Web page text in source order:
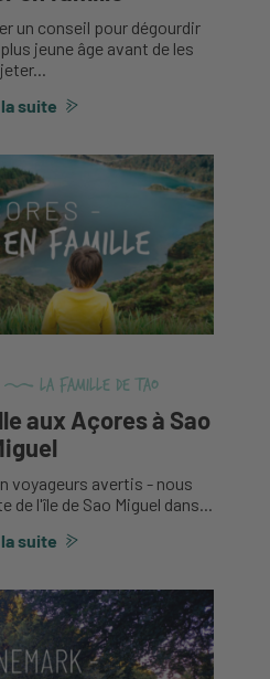
un conseil pour dégourdir
jeune âge avant de les
jeter...
suite
La famille de Tao
aux Açores à Sao
voyageurs avertis - nous
de l'île de Sao Miguel dans...
suite